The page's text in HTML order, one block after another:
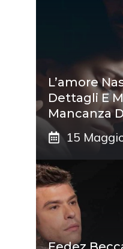
L’amore
Dettagli E
Mancanza
15